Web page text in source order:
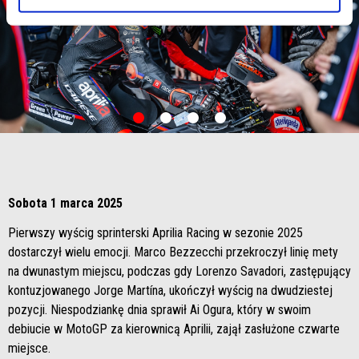
item
item
2
item
3
Item
Item
Sobota 1 marca 2025
Pierwszy wyścig sprinterski Aprilia Racing w sezonie 2025
dostarczył wielu emocji. Marco Bezzecchi przekroczył linię mety
na dwunastym miejscu, podczas gdy Lorenzo Savadori, zastępujący
kontuzjowanego Jorge Martína, ukończył wyścig na dwudziestej
pozycji. Niespodziankę dnia sprawił Ai Ogura, który w swoim
debiucie w MotoGP za kierownicą Aprilii, zajął zasłużone czwarte
miejsce.